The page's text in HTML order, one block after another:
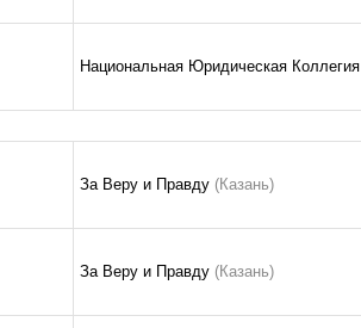
Национальная Юридическая Коллегия
За Веру и Правду (Казань)
За Веру и Правду (Казань)